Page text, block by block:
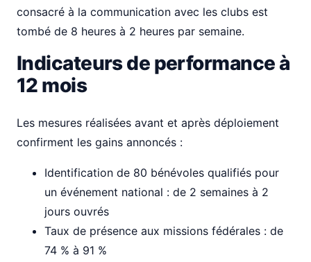
consacré à la communication avec les clubs est
tombé de 8 heures à 2 heures par semaine.
Indicateurs de performance à
12 mois
Les mesures réalisées avant et après déploiement
confirment les gains annoncés :
Identification de 80 bénévoles qualifiés pour
un événement national : de 2 semaines à 2
jours ouvrés
Taux de présence aux missions fédérales : de
74 % à 91 %